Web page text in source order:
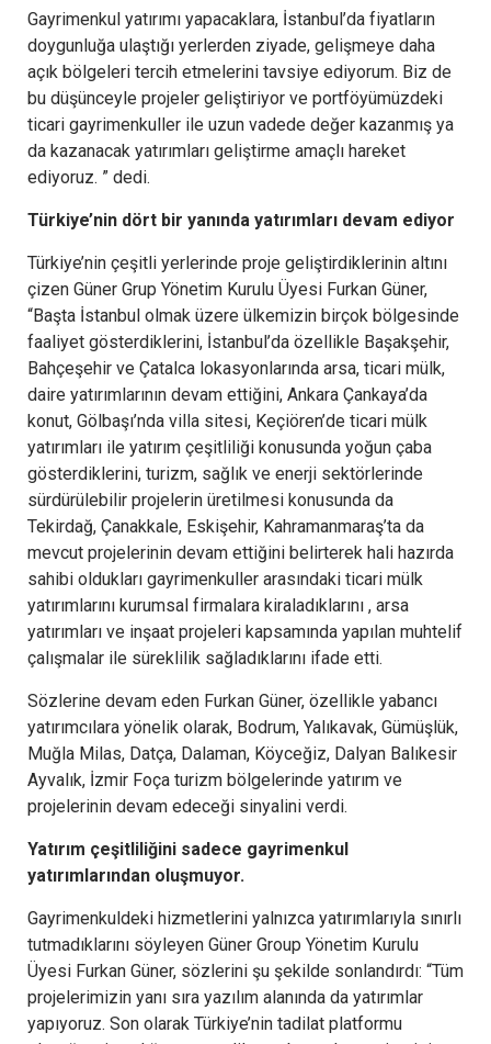
Gayrimenkul yatırımı yapacaklara, İstanbul’da fiyatların
doygunluğa ulaştığı yerlerden ziyade, gelişmeye daha
açık bölgeleri tercih etmelerini tavsiye ediyorum. Biz de
bu düşünceyle projeler geliştiriyor ve portföyümüzdeki
ticari gayrimenkuller ile uzun vadede değer kazanmış ya
da kazanacak yatırımları geliştirme amaçlı hareket
ediyoruz. ” dedi.
Türkiye’nin dört bir yanında yatırımları devam ediyor
Türkiye’nin çeşitli yerlerinde proje geliştirdiklerinin altını
çizen Güner Grup Yönetim Kurulu Üyesi Furkan Güner,
“Başta İstanbul olmak üzere ülkemizin birçok bölgesinde
faaliyet gösterdiklerini, İstanbul’da özellikle Başakşehir,
Bahçeşehir ve Çatalca lokasyonlarında arsa, ticari mülk,
daire yatırımlarının devam ettiğini, Ankara Çankaya’da
konut, Gölbaşı’nda villa sitesi, Keçiören’de ticari mülk
yatırımları ile yatırım çeşitliliği konusunda yoğun çaba
gösterdiklerini, turizm, sağlık ve enerji sektörlerinde
sürdürülebilir projelerin üretilmesi konusunda da
Tekirdağ, Çanakkale, Eskişehir, Kahramanmaraş’ta da
mevcut projelerinin devam ettiğini belirterek hali hazırda
sahibi oldukları gayrimenkuller arasındaki ticari mülk
yatırımlarını kurumsal firmalara kiraladıklarını , arsa
yatırımları ve inşaat projeleri kapsamında yapılan muhtelif
çalışmalar ile süreklilik sağladıklarını ifade etti.
Sözlerine devam eden Furkan Güner, özellikle yabancı
yatırımcılara yönelik olarak, Bodrum, Yalıkavak, Gümüşlük,
Muğla Milas, Datça, Dalaman, Köyceğiz, Dalyan Balıkesir
Ayvalık, İzmir Foça turizm bölgelerinde yatırım ve
projelerinin devam edeceği sinyalini verdi.
Yatırım çeşitliliğini sadece gayrimenkul
yatırımlarından oluşmuyor.
Gayrimenkuldeki hizmetlerini yalnızca yatırımlarıyla sınırlı
tutmadıklarını söyleyen Güner Group Yönetim Kurulu
Üyesi Furkan Güner, sözlerini şu şekilde sonlandırdı: “Tüm
projelerimizin yanı sıra yazılım alanında da yatırımlar
yapıyoruz. Son olarak Türkiye’nin tadilat platformu